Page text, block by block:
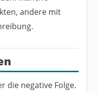
andere mit
die negative Folge.